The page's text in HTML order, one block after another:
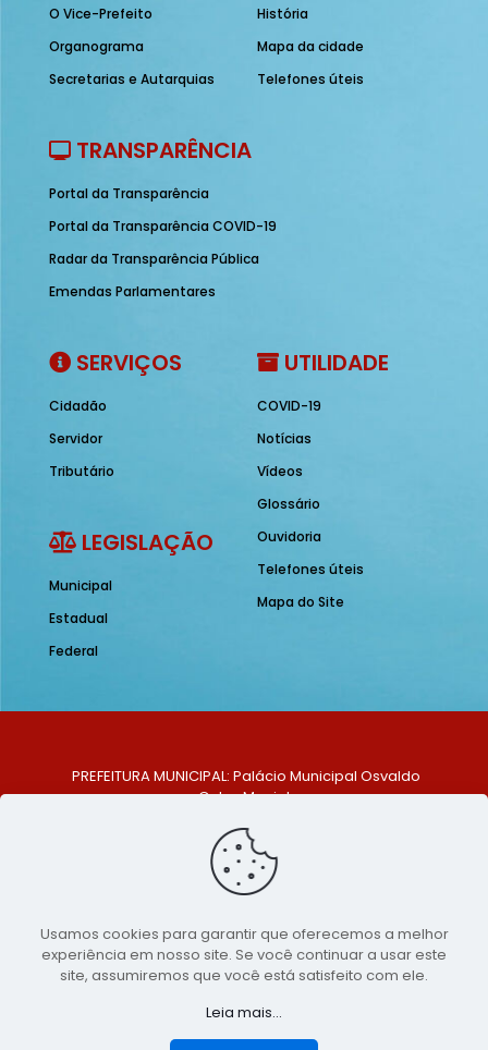
O Vice-Prefeito
Organograma
Secretarias e Autarquias
História
Mapa da cidade
Telefones úteis
TRANSPARÊNCIA
Portal da Transparência
Portal da Transparência COVID-19
Radar da Transparência Pública
Emendas Parlamentares
SERVIÇOS
Cidadão
Servidor
Tributário
LEGISLAÇÃO
Municipal
Estadual
Federal
UTILIDADE
COVID-19
Notícias
Vídeos
Glossário
Ouvidoria
Telefones úteis
Mapa do Site
PREFEITURA MUNICIPAL: Palácio Municipal Osvaldo
Celso Maciel
Centro, São Bento do Una - PE. CEP: 553370-128
TELEFONE: (81) 99548-1569
E-MAIL: ouvidoria@saobentodouna.pe.gov.br
Copyright 2021-2026 - Assessoria de Comunicação da
Prefeitura de São Bento do Una - PE
Página desenvolvida pela agência de
publicidadeLumusWeb - Agência Digital
Usamos cookies para garantir que oferecemos a melhor
experiência em nosso site. Se você continuar a usar este
site, assumiremos que você está satisfeito com ele.
Leia mais...